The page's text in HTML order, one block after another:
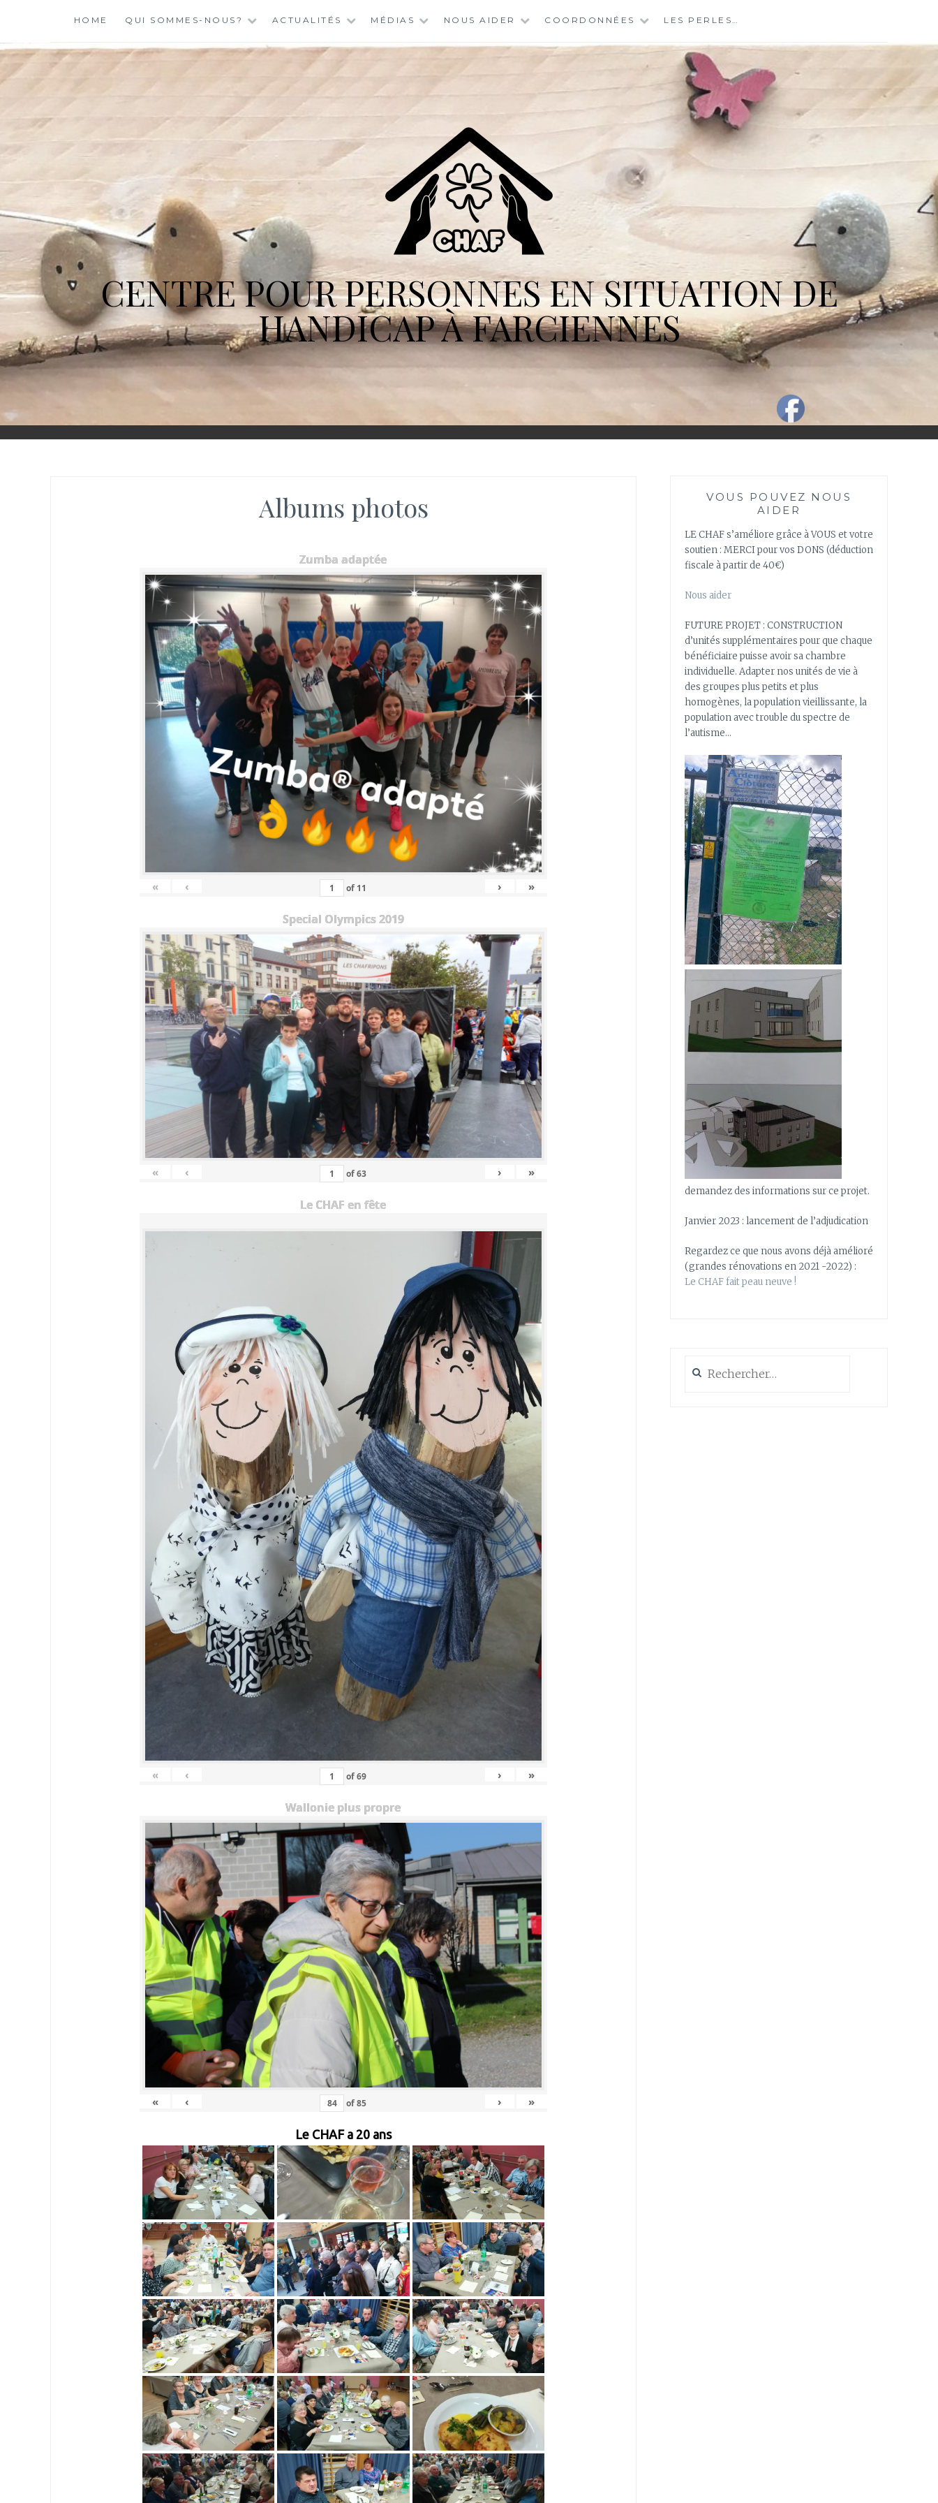
content
HOME QUI SOMMES-NOUS? ACTUALITÉS MÉDIAS NOUS AIDER COORDONNÉES LES PERLES…
CENTRE POUR PERSONNES EN SITUATION DE
HANDICAP À FARCIENNES
Albums photos
Zumba adaptée
« ‹ of 11 › »
Special Olympics 2019
« ‹ of63 › »
Le CHAF en fête
« ‹ of69 › »
Wallonie plus propre
« ‹ of85 › »
Le CHAF a 20 ans
VOUS POUVEZ NOUS
AIDER
LE CHAF s’améliore grâce à VOUS et votre
soutien : MERCI pour vos DONS (déduction
fiscale à partir de 40€)
Nous aider
FUTURE PROJET : CONSTRUCTION
d’unités supplémentaires pour que chaque
bénéficiaire puisse avoir sa chambre
individuelle. Adapter nos unités de vie à
des groupes plus petits et plus
homogènes, la population vieillissante, la
population avec trouble du spectre de
l’autisme…
demandez des informations sur ce projet.
Janvier 2023 : lancement de l’adjudication
Regardez ce que nous avons déjà amélioré
(grandes rénovations en 2021 -2022) :
Le CHAF fait peau neuve !